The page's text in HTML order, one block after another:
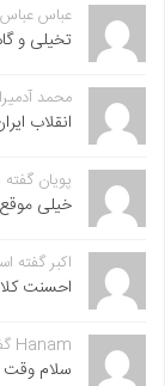
عباس
تخیلی و
محمد
انقلاب
پویان
خیلی
اکبر گفته
احسنت
Hanam گفته است:
سلام وقت